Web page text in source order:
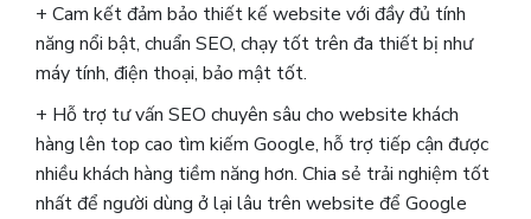
+ Cam kết đảm bảo thiết kế website với đầy đủ tính
năng nổi bật, chuẩn SEO, chạy tốt trên đa thiết bị như
máy tính, điện thoại, bảo mật tốt.
+ Hỗ trợ tư vấn SEO chuyên sâu cho website khách
hàng lên top cao tìm kiếm Google, hỗ trợ tiếp cận được
nhiều khách hàng tiềm năng hơn. Chia sẻ trải nghiệm tốt
nhất để người dùng ở lại lâu trên website để Google